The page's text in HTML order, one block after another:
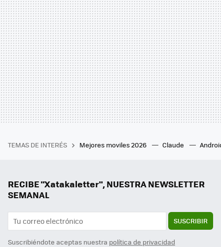
TEMAS DE INTERÉS Mejores moviles 2026 Claude
RECIBE "Xatakaletter", NUESTRA NEWSLETTER
SEMANAL
SUSCRIBIR
Suscribiéndote aceptas nuestra política de privacidad